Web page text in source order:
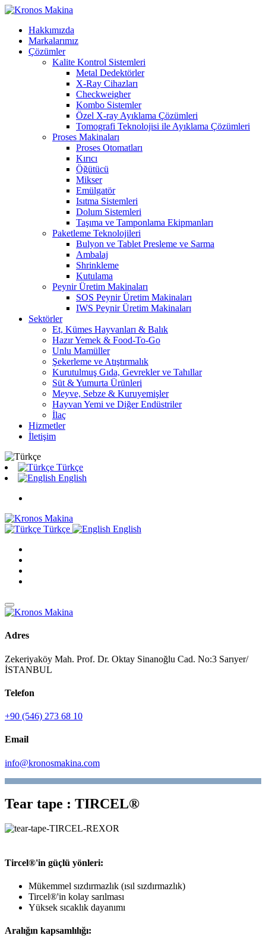
Hakkımızda
Markalarımız
Çözümler
Kalite Kontrol Sistemleri
Metal Dedektörler
X-Ray Cihazları
Checkweigher
Kombo Sistemler
Özel X-ray Ayıklama Çözümleri
Tomografi Teknolojisi ile Ayıklama Çözümleri
Proses Makinaları
Proses Otomatları
Kırıcı
Öğütücü
Mikser
Emülgatör
Isıtma Sistemleri
Dolum Sistemleri
Taşıma ve Tamponlama Ekipmanları
Paketleme Teknolojileri
Bulyon ve Tablet Presleme ve Sarma
Ambalaj
Shrinkleme
Kutulama
Peynir Üretim Makinaları
SOS Peynir Üretim Makinaları
IWS Peynir Üretim Makinaları
Sektörler
Et, Kümes Hayvanları & Balık
Hazır Yemek & Food-To-Go
Unlu Mamüller
Şekerleme ve Atıştırmalık
Kurutulmuş Gıda, Gevrekler ve Tahıllar
Süt & Yumurta Ürünleri
Meyve, Sebze & Kuruyemişler
Hayvan Yemi ve Diğer Endüstriler
İlaç
Hizmetler
İletişim
Türkçe
English
Türkçe English
Adres
Zekeriyaköy Mah. Prof. Dr. Oktay Sinanoğlu Cad. No:3 Sarıyer/
İSTANBUL
Telefon
+90 (546) 273 68 10
Email
info@kronosmakina.com
Tear tape : TIRCEL®
Tircel®'in güçlü yönleri:
Mükemmel sızdırmazlık (ısıl sızdırmazlık)
Tircel®'in kolay sarılması
Yüksek sıcaklık dayanımı
Aralığın kapsamlılığı: